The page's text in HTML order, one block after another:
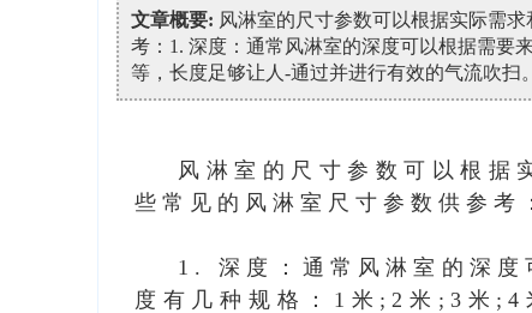
文章概要: 风淋室的尺寸参数可以根据实际需
考：1. 深度：通常风淋室的深度可以根据需要
等，长度足够让人-通过并进行有效的气流吹扫
风淋室的尺寸参数可以根据
些常见的风淋室尺寸参数供参考
1. 深度：通常风淋室的深度
度有几种规格：1米;2米;3米;4